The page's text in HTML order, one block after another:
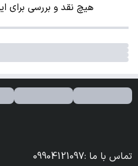
هیچ نقد و بررسی
تماس با ما :
09904121097